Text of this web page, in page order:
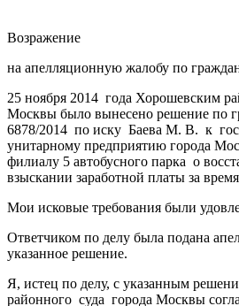
Возражение
на апелляционную жалобу по
25 ноября 2014 года Хорошевским
Москвы было вынесено решение по
6878/2014 по иску Баева М. В. к
унитарному предприятию города
филиалу 5 автобусного парка о
взыскании заработной платы за
Мои исковые требования были
Ответчиком по делу была подана
указанное решение.
Я, истец по делу, с указанным
районного суда города Москвы